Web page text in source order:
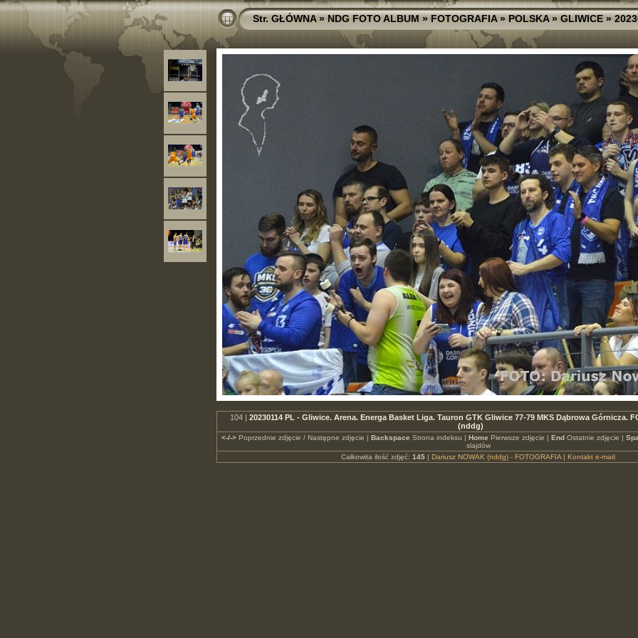
Str. GŁÓWNA»NDG FOTO ALBUM»FOTOGRAFIA»POLSKA»GLIWICE»
104 | 20230114 PL - Gliwice. Arena. Energa Basket Liga. Tauron GTK Gliwice 77-79 MKS Dąbrowa Górnicza.
(nddg)
<-/->Poprzednie zdjęcie / Następne zdjęcie | Backspace Strona indeksu | Home Pierwsze zdjęcie | EndOstatnie zdjęcie |
slajdów
Całkowita ilość zdjęć: 145| Dariusz NOWAK (nddg) - FOTOGRAFIA| Kontakt e-mail: